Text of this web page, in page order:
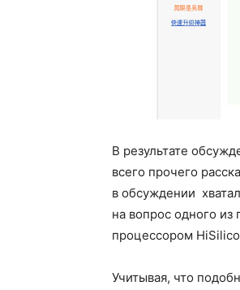
В результате
всего прочего
в обсуждении
на вопрос одного из
процессором
Учитывая, что